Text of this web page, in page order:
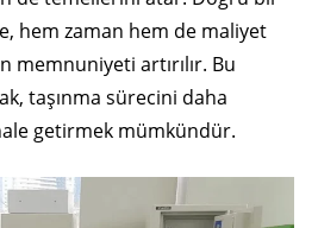
hem zaman hem de maliyet
memnuniyeti artırılır. Bu
taşınma sürecini daha
getirmek mümkündür.